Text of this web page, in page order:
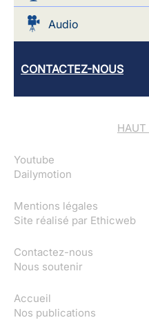
Audio
CONTACTEZ-NOUS
HAUT
Youtube
Dailymotion
Mentions légales
Site réalisé par Ethicweb
Contactez-nous
Nous soutenir
Accueil
Nos publications